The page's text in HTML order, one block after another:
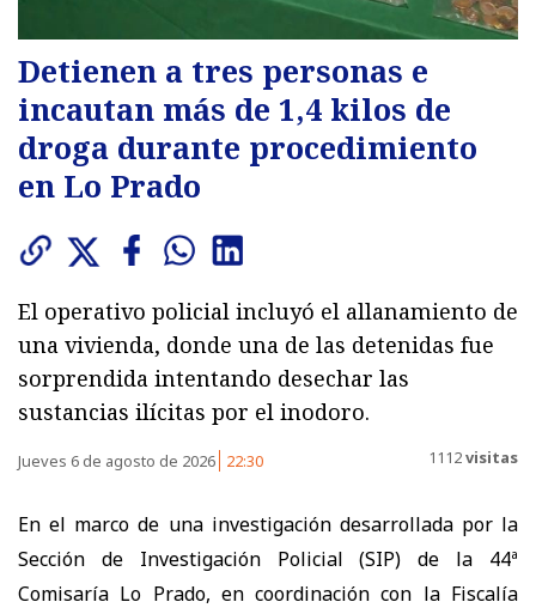
Detienen a tres personas e
incautan más de 1,4 kilos de
droga durante procedimiento
en Lo Prado
El operativo policial incluyó el allanamiento de
una vivienda, donde una de las detenidas fue
sorprendida intentando desechar las
sustancias ilícitas por el inodoro.
Jueves 6 de agosto de 2026 22:30 1112visitas
En el marco de una investigación desarrollada por la
Sección de Investigación Policial (SIP) de la 44ª
Comisaría Lo Prado, en coordinación con la Fiscalía